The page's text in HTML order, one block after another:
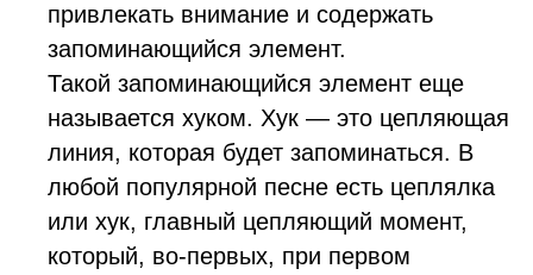
привлекать внимание и содержать
запоминающийся элемент.
Такой запоминающийся элемент еще
называется хуком. Хук — это цепляющая
линия, которая будет запоминаться. В
любой популярной песне есть цеплялка
или хук, главный цепляющий момент,
который, во-первых, при первом